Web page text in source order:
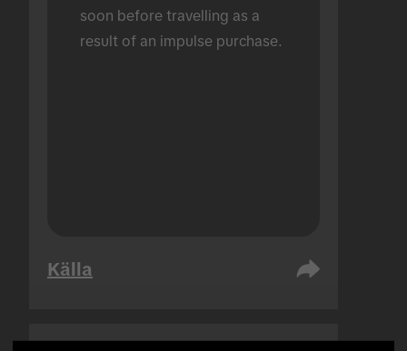
soon before travelling as a
result of an impulse purchase.
Källa